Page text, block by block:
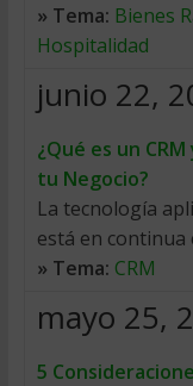
» Tema: Bienes
Hospitalidad
junio 22,
¿Qué es un
tu Negocio?
La tecnología
está en continua
» Tema: CRM
mayo 25,
5